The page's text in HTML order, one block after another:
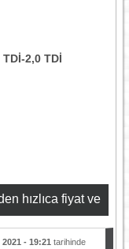
2,0 TDİ
hızlıca fiyat ve
- 19:21 tarihinde